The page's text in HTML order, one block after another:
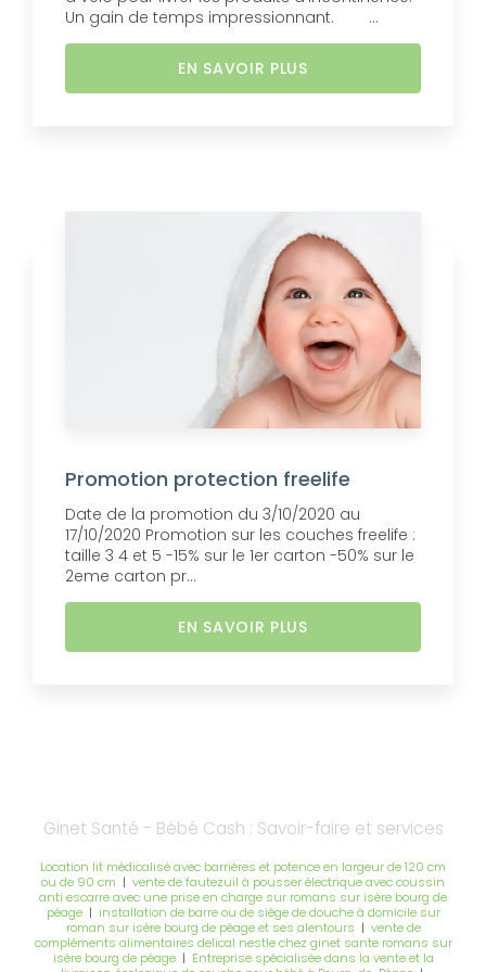
Un gain de temps impressionnant. ...
EN SAVOIR PLUS
Promotion protection freelife
Date de la promotion du 3/10/2020 au
17/10/2020 Promotion sur les couches freelife :
taille 3 4 et 5 -15% sur le 1er carton -50% sur le
2eme carton pr...
EN SAVOIR PLUS
Ginet Santé - Bébé Cash : Savoir-faire et services
Location lit médicalisé avec barrières et potence en largeur de 120 cm
ou de 90 cm | vente de fautezuil à pousser électrique avec coussin
anti escarre avec une prise en charge sur romans sur isère bourg de
péage| installation de barre ou de siège de douche à domicile sur
roman sur isère bourg de péage et ses alentours | vente de
compléments alimentaires delical nestle chez ginet sante romans sur
isère bourg de péage| Entreprise spécialisée dans la vente et la